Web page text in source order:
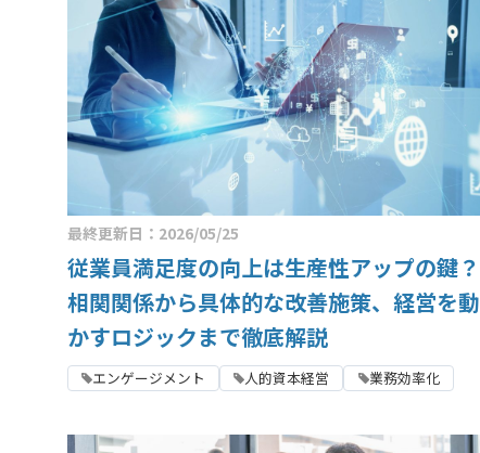
最終更新日：2026/05/25
従業員満足度の向上は生産性アップの鍵？
相関関係から具体的な改善施策、経営を動
かすロジックまで徹底解説
エンゲージメント 人的資本経営 業務効率化